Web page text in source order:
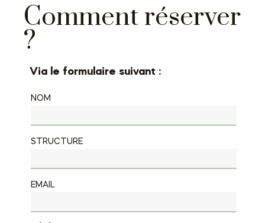
Comment réserver
?
Via le formulaire suivant :
NOM
STRUCTURE
EMAIL